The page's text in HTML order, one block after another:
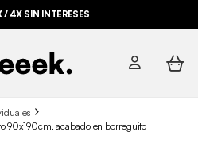
/ 4X SIN INTERESES
90x190cm, acabado en borreguito